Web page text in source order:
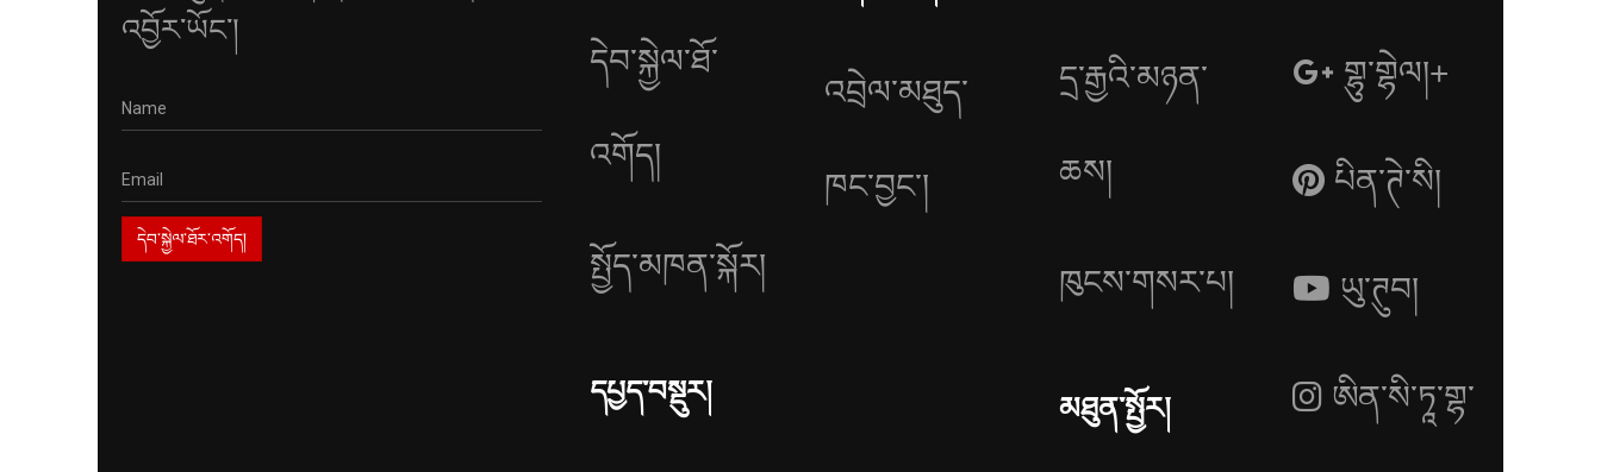
འབྱོར་ཡོང་།
དེབ་སྐྱེལ་ཐོ་
འགོད།
སྤྱོད་མཁན་སྐོར།
དཔྱད་བསྡུར།
འབྲེལ་མཐུད་
ཁང་བྱང༌།
དྲ་རྒྱའི་མཉན་
ཆས།
ཁུངས་གསར་པ།
མཐུན་སྤྱོར།
གྷུ་གྷེལ།+
པིན་ཊེ་སི།
ཡུ་ཊུབ།
ཨིན་སི་ཏཱ་གྷ་